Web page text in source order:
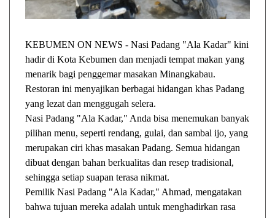
KEBUMEN ON NEWS - Nasi Padang "Ala Kadar" kini
hadir di Kota Kebumen dan menjadi tempat makan yang
menarik bagi penggemar masakan Minangkabau.
Restoran ini menyajikan berbagai hidangan khas Padang
yang lezat dan menggugah selera.
Nasi Padang "Ala Kadar," Anda bisa menemukan banyak
pilihan menu, seperti rendang, gulai, dan sambal ijo, yang
merupakan ciri khas masakan Padang. Semua hidangan
dibuat dengan bahan berkualitas dan resep tradisional,
sehingga setiap suapan terasa nikmat.
Pemilik Nasi Padang "Ala Kadar," Ahmad, mengatakan
bahwa tujuan mereka adalah untuk menghadirkan rasa